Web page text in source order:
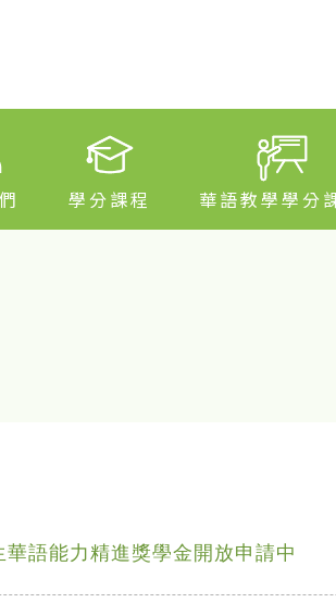
學分課程 華語教學學分
語能力精進獎學金開放申請中